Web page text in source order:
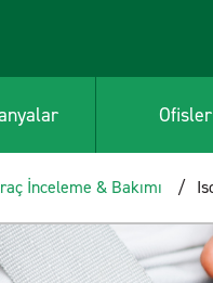
Ofisler
İnceleme & Bakımı